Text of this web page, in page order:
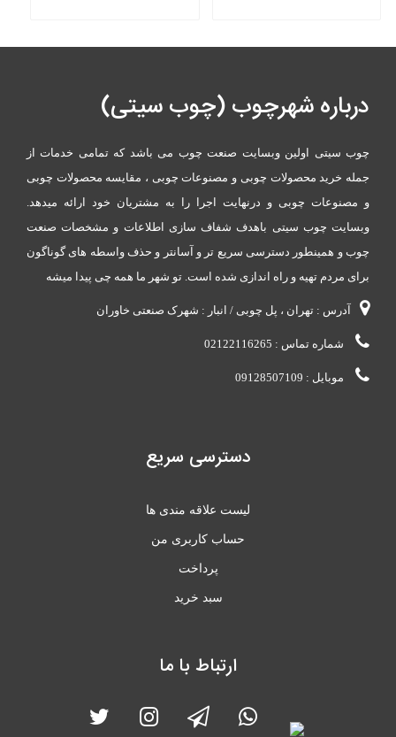
درباره شهرچوب (چوب سیتی)
چوب سیتی اولین وبسایت صنعت چوب می باشد که تمامی خدمات از
جمله خرید محصولات چوبی و مصنوعات چوبی ، مقایسه محصولات چوبی
و مصنوعات چوبی و درنهایت اجرا را به مشتریان خود ارائه میدهد.
وبسایت چوب سیتی باهدف شفاف سازی اطلاعات و مشخصات صنعت
چوب و همینطور دسترسی سریع تر و آسانتر و حذف واسطه های گوناگون
برای مردم تهیه و راه اندازی شده است. تو شهر ما همه چی پیدا میشه
آدرس : تهران ، پل چوبی / انبار : شهرک صنعتی خاوران
شماره تماس : 02122116265
موبایل : 09128507109
دسترسی سریع
لیست علاقه مندی ها
حساب کاربری من
پرداخت
سبد خرید
ارتباط با ما